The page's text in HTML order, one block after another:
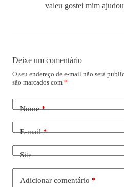
valeu gostei mim
Deixe um comentário
O seu endereço de e-mail não será
são marcados com *
Nome*
E-mail*
Site
Adicionar comentário *